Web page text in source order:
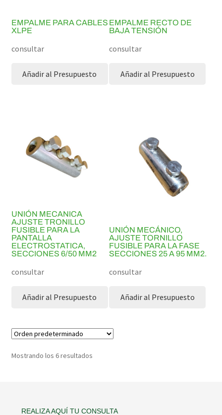
EMPALME PARA CABLES
XLPE
consultar
Añadir al Presupuesto
EMPALME RECTO DE
BAJA TENSIÓN
consultar
Añadir al Presupuesto
UNIÓN MECANICA
AJUSTE TRONILLO
FUSIBLE PARA LA
PANTALLA
ELECTROSTATICA,
SECCIONES 6/50 MM2
consultar
Añadir al Presupuesto
UNIÓN MECÁNICO,
AJUSTE TORNILLO
FUSIBLE PARA LA FASE
SECCIONES 25 A 95 MM2.
consultar
Añadir al Presupuesto
Mostrando los 6 resultados
Contacto
REALIZA AQUÍ TU CONSULTA